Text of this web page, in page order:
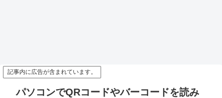
記事内に広告が含まれています。
パソコンでQRコードやバーコードを読み